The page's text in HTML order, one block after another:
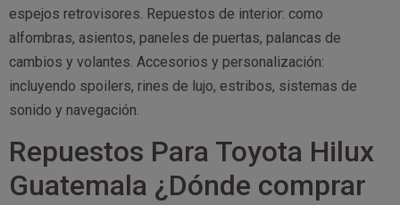
espejos retrovisores. Repuestos de interior: como
alfombras, asientos, paneles de puertas, palancas de
cambios y volantes. Accesorios y personalización:
incluyendo spoilers, rines de lujo, estribos, sistemas de
sonido y navegación.
Repuestos Para Toyota Hilux
Guatemala ¿Dónde comprar